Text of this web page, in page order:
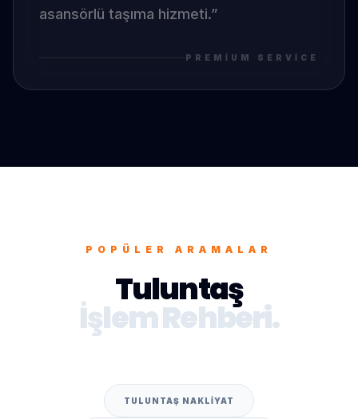
asansörlü taşıma hizmeti.”
PREMIUM SERVICE
POPÜLER ARAMALAR
Tuluntaş
İşlem Rehberi.
TULUNTAŞ NAKLIYAT